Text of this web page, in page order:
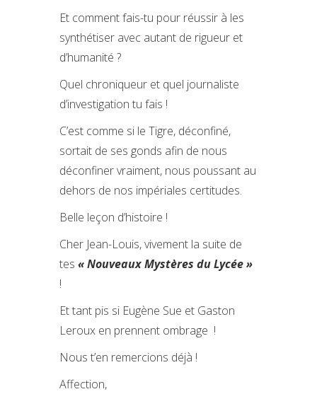
Et comment fais-tu pour réussir à les
synthétiser avec autant de rigueur et
d’humanité ?
Quel chroniqueur et quel journaliste
d’investigation tu fais !
C’est comme si le Tigre, déconfiné,
sortait de ses gonds afin de nous
déconfiner vraiment, nous poussant au
dehors de nos impériales certitudes.
Belle leçon d’histoire !
Cher Jean-Louis, vivement la suite de
tes « Nouveaux Mystères du Lycée »
!
Et tant pis si Eugène Sue et Gaston
Leroux en prennent ombrage !
Nous t’en remercions déjà !
Affection,